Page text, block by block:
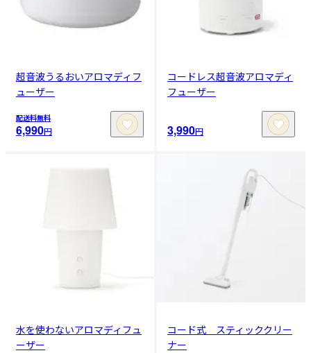
超音波うるおいアロマディフ
ューザー
配送料無料
6,990円
コードレス超音波アロマディ
フューザー
3,990円
水を使わないアロマディフュ
ーザー
コード式 スティッククリー
ナー